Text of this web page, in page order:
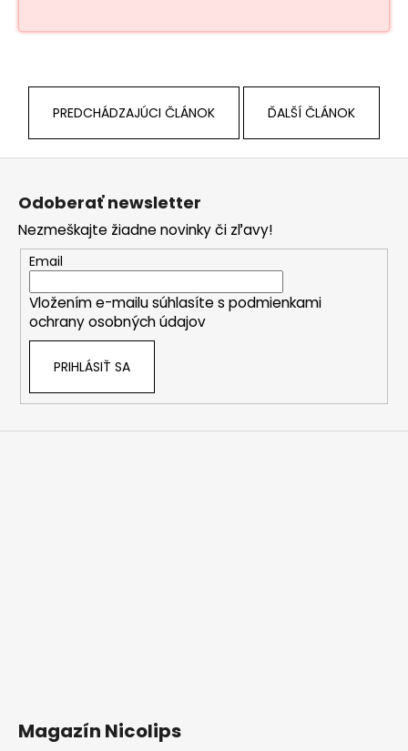
PREDCHÁDZAJÚCI ČLÁNOK ĎALŠÍ ČLÁNOK
Z
Odoberať newsletter
Nezmeškajte žiadne novinky či zľavy!
Email
Vložením e-mailu súhlasíte s podmienkami
ochrany osobných údajov
PRIHLÁSIŤ SA
Magazín Nicolips